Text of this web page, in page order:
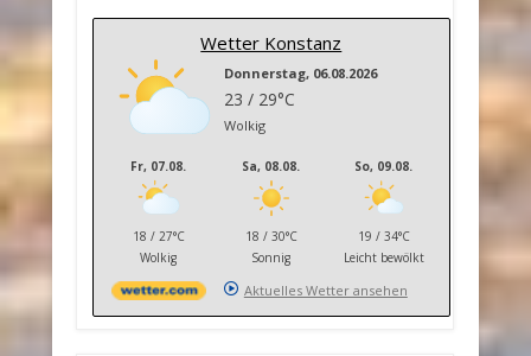
Wetter Konstanz
Donnerstag, 06.08.2026
23 / 29°C
Wolkig
Fr, 07.08.
18 / 27°C
Wolkig
Sa, 08.08.
18 / 30°C
Sonnig
So, 09.08.
19 / 34°C
Leicht bewölkt
Aktuelles Wetter ansehen